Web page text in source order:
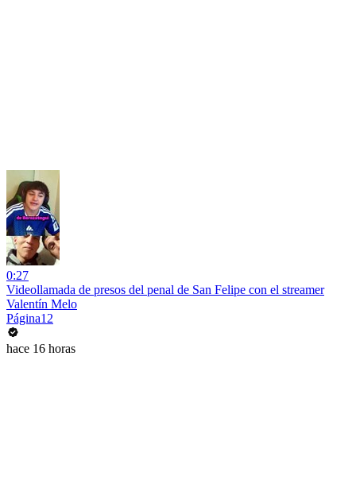
0:27
Videollamada de presos del penal de San Felipe con el streamer
Valentín Melo
Página12
hace 16 horas